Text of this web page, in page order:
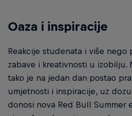
Oaza i inspiracije
Reakcije studenata i više nego
zabave i kreativnosti u izobilju.
tako je na jedan dan postao
umjetnosti i inspiracije, uz
donosi nova Red Bull Summer